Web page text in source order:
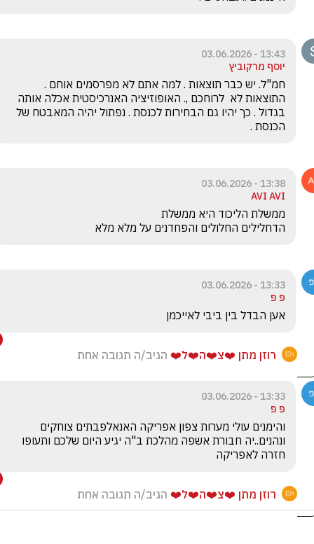
13:43 - 03.06.2026
יוסף מרקוביץ
הכנסת .
13:38 - 03.06.2026
AVI AVI
הדחלילים החלולים והפחדנים על מלא מלא
13:33 - 03.06.2026
פ פ
אען הבדל בין ביבי לאייכמן
רוזן מתן ❤️צ❤️ה❤️ל❤️ הגיב/ה תגובה אחת
13:33 - 03.06.2026
פ פ
חזרה לאפריקה
רוזן מתן ❤️צ❤️ה❤️ל❤️ הגיב/ה תגובה אחת